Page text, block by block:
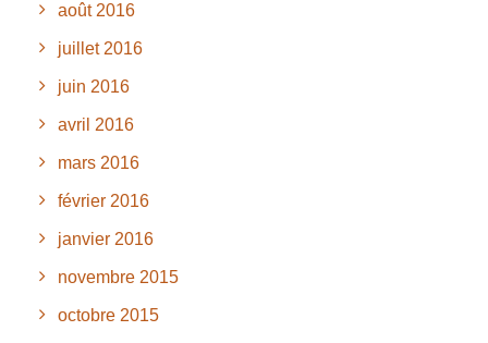
août 2016
juillet 2016
juin 2016
avril 2016
mars 2016
février 2016
janvier 2016
novembre 2015
octobre 2015